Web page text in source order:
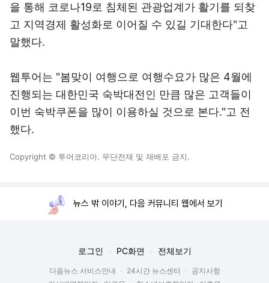
을 통해 코로나19로 침체된 관광업계가 활기를 되찾
고 지역경제 활성화로 이어질 수 있길 기대한다"고
말했다.
웹투어는 "봄맞이 여행으로 여행수요가 많은 4월에
진행되는 대한민국 숙박대전인 만큼 많은 고객들이
이번 숙박쿠폰을 많이 이용하실 것으로 본다."고 전
했다.
Copyright © 투어코리아. 무단전재 및 재배포 금지.
뉴스 밖 이야기, 다음 커뮤니티 웹에서 보기
로그인 PC화면 전체보기
다음뉴스 서비스안내 24시간 뉴스센터
공지사항